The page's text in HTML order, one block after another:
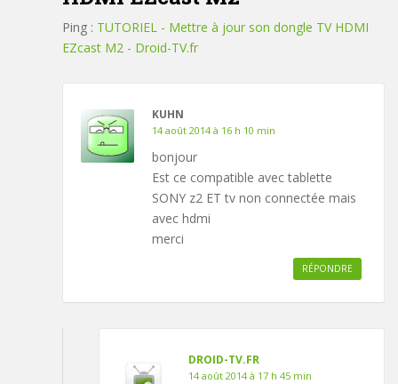
Ping : TUTORIEL - Mettre à jour son dongle TV HDMI
EZcast M2 - Droid-TV.fr
KUHN
14 août 2014 à 16 h 10 min
bonjour
Est ce compatible avec tablette
SONY z2 ET tv non connectée mais
avec hdmi
merci
RÉPONDRE
DROID-TV.FR
14 août 2014 à 17 h 45 min